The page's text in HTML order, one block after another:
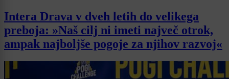
Intera Drava v dveh letih do velikega
preboja: »Naš cilj ni imeti največ otrok,
ampak najboljše pogoje za njihov razvoj«